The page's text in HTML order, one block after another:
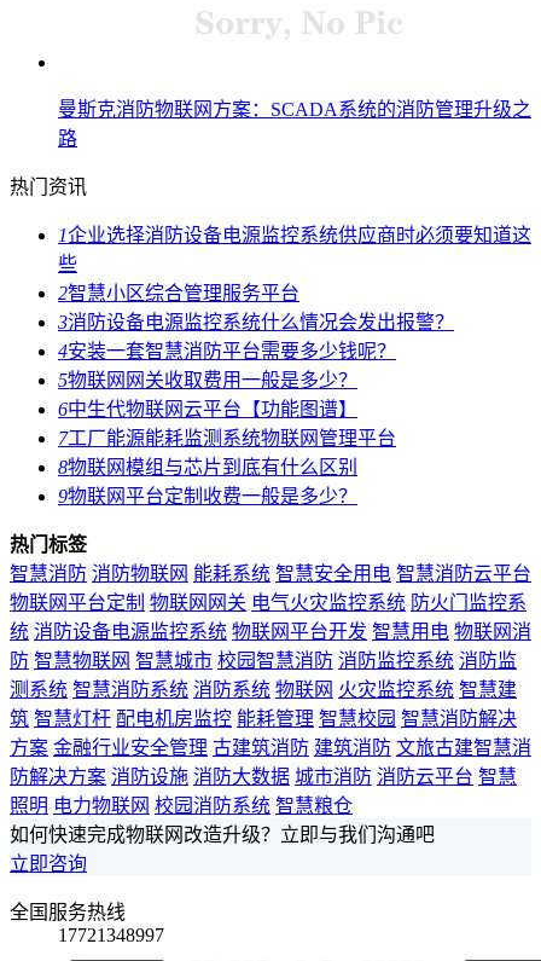
曼斯克消防物联网方案：SCADA系统的消防管理升级之
路
热门资讯
1企业选择消防设备电源监控系统供应商时必须要知道这
些
2智慧小区综合管理服务平台
3消防设备电源监控系统什么情况会发出报警？
4安装一套智慧消防平台需要多少钱呢？
5物联网网关收取费用一般是多少？
6中生代物联网云平台【功能图谱】
7工厂能源能耗监测系统物联网管理平台
8物联网模组与芯片到底有什么区别
9物联网平台定制收费一般是多少？
热门标签
智慧消防 消防物联网 能耗系统 智慧安全用电 智慧消防云平台
物联网平台定制 物联网网关 电气火灾监控系统 防火门监控系
统 消防设备电源监控系统 物联网平台开发 智慧用电 物联网消
防 智慧物联网 智慧城市 校园智慧消防 消防监控系统 消防监
测系统 智慧消防系统 消防系统 物联网 火灾监控系统 智慧建
筑 智慧灯杆 配电机房监控 能耗管理 智慧校园 智慧消防解决
方案 金融行业安全管理 古建筑消防 建筑消防 文旅古建智慧消
防解决方案 消防设施 消防大数据 城市消防 消防云平台 智慧
照明 电力物联网 校园消防系统 智慧粮仓
如何快速完成物联网改造升级？立即与我们沟通吧
立即咨询
全国服务热线
17721348997